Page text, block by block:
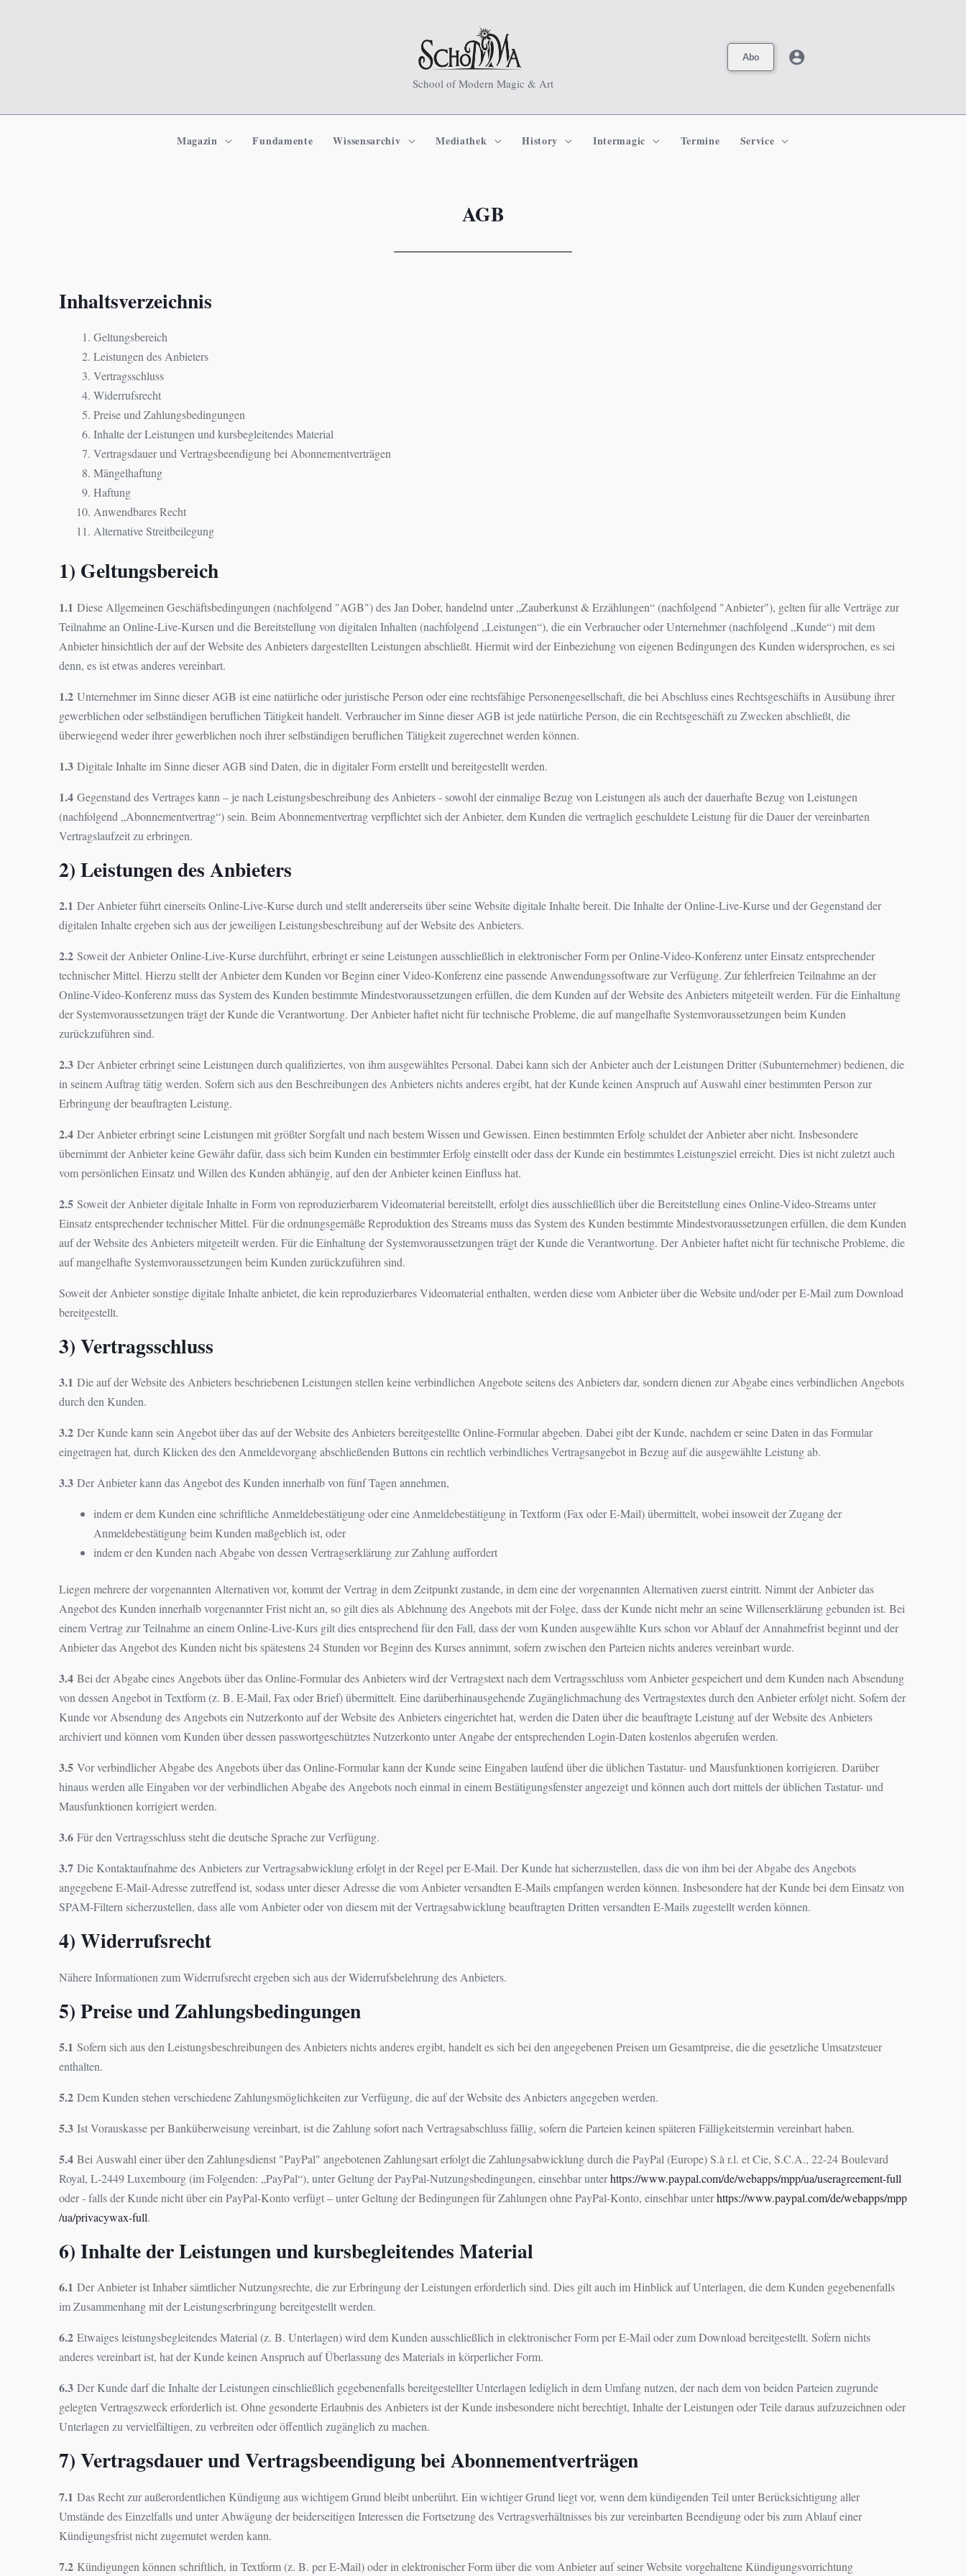
School of Modern Magic & Art
Abo
Magazin Fundamente Wissensarchiv Mediathek History Intermagic Termine Service
AGB
Inhaltsverzeichnis
Geltungsbereich
Leistungen des Anbieters
Vertragsschluss
Widerrufsrecht
Preise und Zahlungsbedingungen
Inhalte der Leistungen und kursbegleitendes Material
Vertragsdauer und Vertragsbeendigung bei Abonnementverträgen
Mängelhaftung
Haftung
Anwendbares Recht
Alternative Streitbeilegung
1) Geltungsbereich
1.1 Diese Allgemeinen Geschäftsbedingungen (nachfolgend "AGB") des Jan Dober, handelnd unter „Zauberkunst & Erzählungen“ (nachfolgend "Anbieter"), gelten für alle Verträge zur
Teilnahme an Online-Live-Kursen und die Bereitstellung von digitalen Inhalten (nachfolgend „Leistungen“), die ein Verbraucher oder Unternehmer (nachfolgend „Kunde“) mit dem
Anbieter hinsichtlich der auf der Website des Anbieters dargestellten Leistungen abschließt. Hiermit wird der Einbeziehung von eigenen Bedingungen des Kunden widersprochen, es sei
denn, es ist etwas anderes vereinbart.
1.2 Unternehmer im Sinne dieser AGB ist eine natürliche oder juristische Person oder eine rechtsfähige Personengesellschaft, die bei Abschluss eines Rechtsgeschäfts in Ausübung ihrer
gewerblichen oder selbständigen beruflichen Tätigkeit handelt. Verbraucher im Sinne dieser AGB ist jede natürliche Person, die ein Rechtsgeschäft zu Zwecken abschließt, die
überwiegend weder ihrer gewerblichen noch ihrer selbständigen beruflichen Tätigkeit zugerechnet werden können.
1.3 Digitale Inhalte im Sinne dieser AGB sind Daten, die in digitaler Form erstellt und bereitgestellt werden.
1.4 Gegenstand des Vertrages kann – je nach Leistungsbeschreibung des Anbieters - sowohl der einmalige Bezug von Leistungen als auch der dauerhafte Bezug von Leistungen
(nachfolgend „Abonnementvertrag“) sein. Beim Abonnementvertrag verpflichtet sich der Anbieter, dem Kunden die vertraglich geschuldete Leistung für die Dauer der vereinbarten
Vertragslaufzeit zu erbringen.
2) Leistungen des Anbieters
2.1 Der Anbieter führt einerseits Online-Live-Kurse durch und stellt andererseits über seine Website digitale Inhalte bereit. Die Inhalte der Online-Live-Kurse und der Gegenstand der
digitalen Inhalte ergeben sich aus der jeweiligen Leistungsbeschreibung auf der Website des Anbieters.
2.2 Soweit der Anbieter Online-Live-Kurse durchführt, erbringt er seine Leistungen ausschließlich in elektronischer Form per Online-Video-Konferenz unter Einsatz entsprechender
technischer Mittel. Hierzu stellt der Anbieter dem Kunden vor Beginn einer Video-Konferenz eine passende Anwendungssoftware zur Verfügung. Zur fehlerfreien Teilnahme an der
Online-Video-Konferenz muss das System des Kunden bestimmte Mindestvoraussetzungen erfüllen, die dem Kunden auf der Website des Anbieters mitgeteilt werden. Für die Einhaltung
der Systemvoraussetzungen trägt der Kunde die Verantwortung. Der Anbieter haftet nicht für technische Probleme, die auf mangelhafte Systemvoraussetzungen beim Kunden
zurückzuführen sind.
2.3 Der Anbieter erbringt seine Leistungen durch qualifiziertes, von ihm ausgewähltes Personal. Dabei kann sich der Anbieter auch der Leistungen Dritter (Subunternehmer) bedienen, die
in seinem Auftrag tätig werden. Sofern sich aus den Beschreibungen des Anbieters nichts anderes ergibt, hat der Kunde keinen Anspruch auf Auswahl einer bestimmten Person zur
Erbringung der beauftragten Leistung.
2.4 Der Anbieter erbringt seine Leistungen mit größter Sorgfalt und nach bestem Wissen und Gewissen. Einen bestimmten Erfolg schuldet der Anbieter aber nicht. Insbesondere
übernimmt der Anbieter keine Gewähr dafür, dass sich beim Kunden ein bestimmter Erfolg einstellt oder dass der Kunde ein bestimmtes Leistungsziel erreicht. Dies ist nicht zuletzt auch
vom persönlichen Einsatz und Willen des Kunden abhängig, auf den der Anbieter keinen Einfluss hat.
2.5 Soweit der Anbieter digitale Inhalte in Form von reproduzierbarem Videomaterial bereitstellt, erfolgt dies ausschließlich über die Bereitstellung eines Online-Video-Streams unter
Einsatz entsprechender technischer Mittel. Für die ordnungsgemäße Reproduktion des Streams muss das System des Kunden bestimmte Mindestvoraussetzungen erfüllen, die dem Kunden
auf der Website des Anbieters mitgeteilt werden. Für die Einhaltung der Systemvoraussetzungen trägt der Kunde die Verantwortung. Der Anbieter haftet nicht für technische Probleme, die
auf mangelhafte Systemvoraussetzungen beim Kunden zurückzuführen sind.
Soweit der Anbieter sonstige digitale Inhalte anbietet, die kein reproduzierbares Videomaterial enthalten, werden diese vom Anbieter über die Website und/oder per E-Mail zum Download
bereitgestellt.
3) Vertragsschluss
3.1 Die auf der Website des Anbieters beschriebenen Leistungen stellen keine verbindlichen Angebote seitens des Anbieters dar, sondern dienen zur Abgabe eines verbindlichen Angebots
durch den Kunden.
3.2 Der Kunde kann sein Angebot über das auf der Website des Anbieters bereitgestellte Online-Formular abgeben. Dabei gibt der Kunde, nachdem er seine Daten in das Formular
eingetragen hat, durch Klicken des den Anmeldevorgang abschließenden Buttons ein rechtlich verbindliches Vertragsangebot in Bezug auf die ausgewählte Leistung ab.
3.3 Der Anbieter kann das Angebot des Kunden innerhalb von fünf Tagen annehmen,
indem er dem Kunden eine schriftliche Anmeldebestätigung oder eine Anmeldebestätigung in Textform (Fax oder E-Mail) übermittelt, wobei insoweit der Zugang der
Anmeldebestätigung beim Kunden maßgeblich ist, oder
indem er den Kunden nach Abgabe von dessen Vertragserklärung zur Zahlung auffordert
Liegen mehrere der vorgenannten Alternativen vor, kommt der Vertrag in dem Zeitpunkt zustande, in dem eine der vorgenannten Alternativen zuerst eintritt. Nimmt der Anbieter das
Angebot des Kunden innerhalb vorgenannter Frist nicht an, so gilt dies als Ablehnung des Angebots mit der Folge, dass der Kunde nicht mehr an seine Willenserklärung gebunden ist. Bei
einem Vertrag zur Teilnahme an einem Online-Live-Kurs gilt dies entsprechend für den Fall, dass der vom Kunden ausgewählte Kurs schon vor Ablauf der Annahmefrist beginnt und der
Anbieter das Angebot des Kunden nicht bis spätestens 24 Stunden vor Beginn des Kurses annimmt, sofern zwischen den Parteien nichts anderes vereinbart wurde.
3.4 Bei der Abgabe eines Angebots über das Online-Formular des Anbieters wird der Vertragstext nach dem Vertragsschluss vom Anbieter gespeichert und dem Kunden nach Absendung
von dessen Angebot in Textform (z. B. E-Mail, Fax oder Brief) übermittelt. Eine darüberhinausgehende Zugänglichmachung des Vertragstextes durch den Anbieter erfolgt nicht. Sofern der
Kunde vor Absendung des Angebots ein Nutzerkonto auf der Website des Anbieters eingerichtet hat, werden die Daten über die beauftragte Leistung auf der Website des Anbieters
archiviert und können vom Kunden über dessen passwortgeschütztes Nutzerkonto unter Angabe der entsprechenden Login-Daten kostenlos abgerufen werden.
3.5 Vor verbindlicher Abgabe des Angebots über das Online-Formular kann der Kunde seine Eingaben laufend über die üblichen Tastatur- und Mausfunktionen korrigieren. Darüber
hinaus werden alle Eingaben vor der verbindlichen Abgabe des Angebots noch einmal in einem Bestätigungsfenster angezeigt und können auch dort mittels der üblichen Tastatur- und
Mausfunktionen korrigiert werden.
3.6 Für den Vertragsschluss steht die deutsche Sprache zur Verfügung.
3.7 Die Kontaktaufnahme des Anbieters zur Vertragsabwicklung erfolgt in der Regel per E-Mail. Der Kunde hat sicherzustellen, dass die von ihm bei der Abgabe des Angebots
angegebene E-Mail-Adresse zutreffend ist, sodass unter dieser Adresse die vom Anbieter versandten E-Mails empfangen werden können. Insbesondere hat der Kunde bei dem Einsatz von
SPAM-Filtern sicherzustellen, dass alle vom Anbieter oder von diesem mit der Vertragsabwicklung beauftragten Dritten versandten E-Mails zugestellt werden können.
4) Widerrufsrecht
Nähere Informationen zum Widerrufsrecht ergeben sich aus der Widerrufsbelehrung des Anbieters.
5) Preise und Zahlungsbedingungen
5.1 Sofern sich aus den Leistungsbeschreibungen des Anbieters nichts anderes ergibt, handelt es sich bei den angegebenen Preisen um Gesamtpreise, die die gesetzliche Umsatzsteuer
enthalten.
5.2 Dem Kunden stehen verschiedene Zahlungsmöglichkeiten zur Verfügung, die auf der Website des Anbieters angegeben werden.
5.3 Ist Vorauskasse per Banküberweisung vereinbart, ist die Zahlung sofort nach Vertragsabschluss fällig, sofern die Parteien keinen späteren Fälligkeitstermin vereinbart haben.
5.4 Bei Auswahl einer über den Zahlungsdienst "PayPal" angebotenen Zahlungsart erfolgt die Zahlungsabwicklung durch die PayPal (Europe) S.à r.l. et Cie, S.C.A., 22-24 Boulevard
Royal, L-2449 Luxembourg (im Folgenden: „PayPal“), unter Geltung der PayPal-Nutzungsbedingungen, einsehbar unterhttps://www.paypal.com/de/webapps/mpp/ua/useragreement-full
oder - falls der Kunde nicht über ein PayPal-Konto verfügt – unter Geltung der Bedingungen für Zahlungen ohne PayPal-Konto, einsehbar unterhttps://www.paypal.com/de/webapps/mpp
/ua/privacywax-full.
6) Inhalte der Leistungen und kursbegleitendes Material
6.1 Der Anbieter ist Inhaber sämtlicher Nutzungsrechte, die zur Erbringung der Leistungen erforderlich sind. Dies gilt auch im Hinblick auf Unterlagen, die dem Kunden gegebenenfalls
im Zusammenhang mit der Leistungserbringung bereitgestellt werden.
6.2 Etwaiges leistungsbegleitendes Material (z. B. Unterlagen) wird dem Kunden ausschließlich in elektronischer Form per E-Mail oder zum Download bereitgestellt. Sofern nichts
anderes vereinbart ist, hat der Kunde keinen Anspruch auf Überlassung des Materials in körperlicher Form.
6.3 Der Kunde darf die Inhalte der Leistungen einschließlich gegebenenfalls bereitgestellter Unterlagen lediglich in dem Umfang nutzen, der nach dem von beiden Parteien zugrunde
gelegten Vertragszweck erforderlich ist. Ohne gesonderte Erlaubnis des Anbieters ist der Kunde insbesondere nicht berechtigt, Inhalte der Leistungen oder Teile daraus aufzuzeichnen oder
Unterlagen zu vervielfältigen, zu verbreiten oder öffentlich zugänglich zu machen.
7) Vertragsdauer und Vertragsbeendigung bei Abonnementverträgen
7.1 Das Recht zur außerordentlichen Kündigung aus wichtigem Grund bleibt unberührt. Ein wichtiger Grund liegt vor, wenn dem kündigenden Teil unter Berücksichtigung aller
Umstände des Einzelfalls und unter Abwägung der beiderseitigen Interessen die Fortsetzung des Vertragsverhältnisses bis zur vereinbarten Beendigung oder bis zum Ablauf einer
Kündigungsfrist nicht zugemutet werden kann.
7.2 Kündigungen können schriftlich, in Textform (z. B. per E-Mail) oder in elektronischer Form über die vom Anbieter auf seiner Website vorgehaltene Kündigungsvorrichtung